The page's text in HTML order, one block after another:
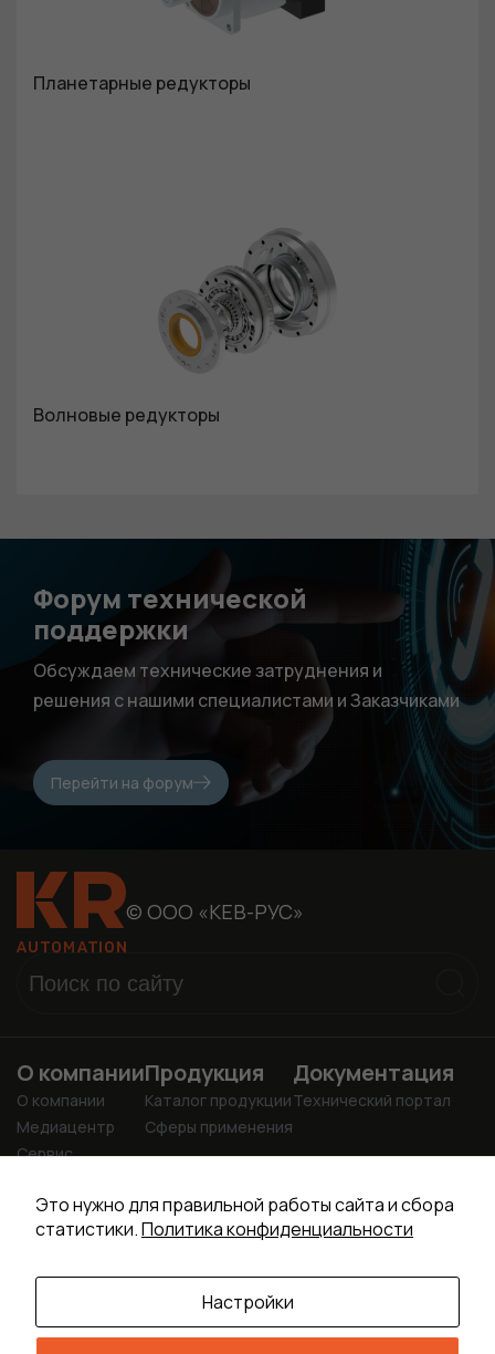
Планетарные редукторы
Волновые редукторы
Форум технической
поддержки
Обсуждаем технические затруднения и
решения с нашими специалистами и Заказчиками
Перейти на форум
© ООО «КЕВ-РУС»
info@kr-drive.ru
+7 (4922) 37-24-81
О компании
О компании
Медиацентр
Сервис
Продукция
Каталог продукции
Сферы применения
Документация
Технический портал
Это нужно для правильной работы сайта и сбора
статистики.Политика конфиденциальности
Настройки
Обязательные
Для
функционала и
статистики. Они
нужны, чтобы
сайт работал.